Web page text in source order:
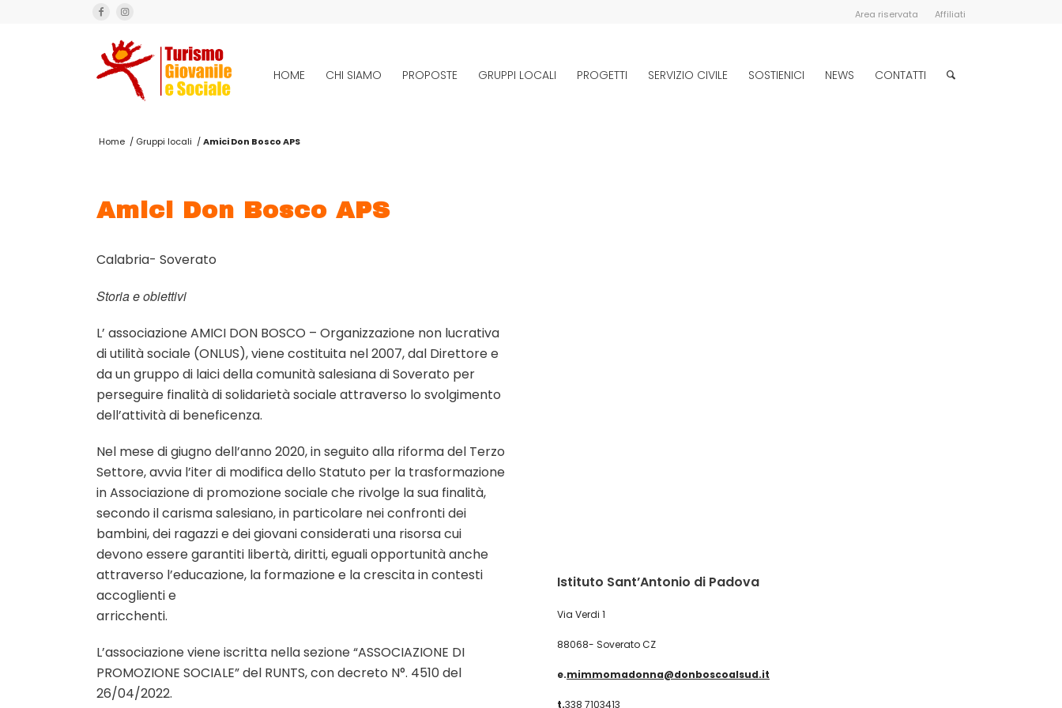
Area riservata Affiliati
HOME CHI SIAMO PROPOSTE GRUPPI LOCALI PROGETTI SERVIZIO CIVILE SOSTIENICI NEWS CONTATTI
Home / Gruppi locali /Amici Don Bosco APS
Amici Don Bosco APS
Calabria- Soverato
Storia e obiettivi
L’ associazione AMICI DON BOSCO – Organizzazione non lucrativa
di utilità sociale (ONLUS), viene costituita nel 2007, dal Direttore e
da un gruppo di laici della comunità salesiana di Soverato per
perseguire finalità di solidarietà sociale attraverso lo svolgimento
dell’attività di beneficenza.
Nel mese di giugno dell’anno 2020, in seguito alla riforma del Terzo
Settore, avvia l’iter di modifica dello Statuto per la trasformazione
in Associazione di promozione sociale che rivolge la sua finalità,
secondo il carisma salesiano, in particolare nei confronti dei
bambini, dei ragazzi e dei giovani considerati una risorsa cui
devono essere garantiti libertà, diritti, eguali opportunità anche
attraverso l’educazione, la formazione e la crescita in contesti
accoglienti e
arricchenti.
L’associazione viene iscritta nella sezione “ASSOCIAZIONE DI
PROMOZIONE SOCIALE” del RUNTS, con decreto N°. 4510 del
26/04/2022.
Istituto Sant’Antonio di Padova
Via Verdi 1
88068- Soverato CZ
e.mimmomadonna@donboscoalsud.it
t.338 7103413